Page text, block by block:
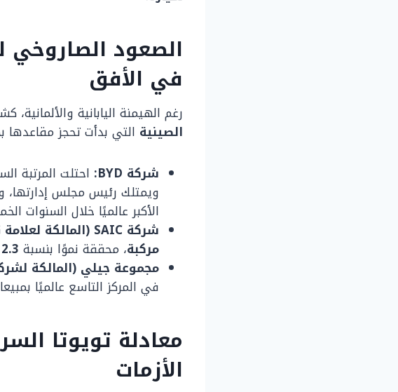
الصعود
في الأفق
رغم الهيمنة اليابانية
الصينية التي بدأت تحجز مقاعدها
شركة BYD:
احتلت المرتبة
ويمتلك رئيس مجلس إدارتها،
الأكبر عالميًا خلال السنوات
شركة SAIC (المالكة لعلامة MG):
مركبة، محققة نموًا بنسبة
مجموعة جيلي (المالكة
في المركز التاسع عالميًا
الأزمات